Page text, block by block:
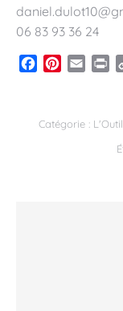
06 83 93 36 24
Facebook
Pinterest
Email
Catégorie :